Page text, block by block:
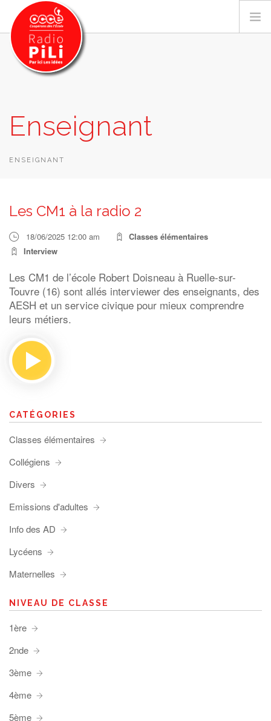
GRILLE DES PROGRAMMES
EMISSIONS / PODCASTS
RECHERCHER
Enseignant
ENSEIGNANT
Les CM1 à la radio 2
18/06/2025 12:00 am
Classes élémentaires
Interview
Les CM1 de l’école Robert Doisneau à Ruelle-sur-
Touvre (16) sont allés interviewer des enseignants, des
AESH et un service civique pour mieux comprendre
leurs métiers.
CATÉGORIES
Classes élémentaires
Collégiens
Divers
Emissions d'adultes
Info des AD
Lycéens
Maternelles
NIVEAU DE CLASSE
1ère
2nde
3ème
4ème
5ème